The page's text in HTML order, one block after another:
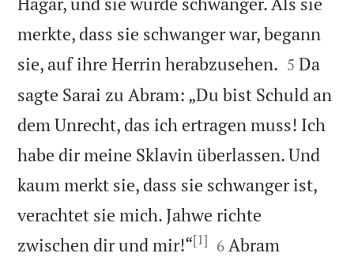
merkte, dass sie schwanger war, begann
sie, auf ihre Herrin herabzusehen. 

5 Da
sagte Sarai zu Abram: „Du bist Schuld an
dem Unrecht, das ich ertragen muss! Ich
habe dir meine Sklavin überlassen. Und
kaum merkt sie, dass sie schwanger ist,
verachtet sie mich. Jahwe richte
zwischen dir und mir!“[1] 

6 Abram